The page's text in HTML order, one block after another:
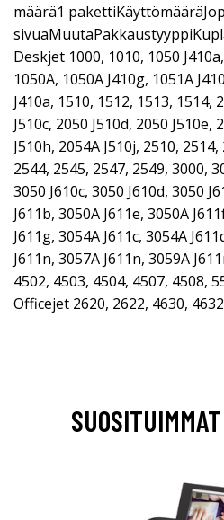
määrä1
Deskjet 1000, 1010, 1050
1050A, 1050A J410g, 1051A
J410a, 1510, 1512, 1513, 1514,
J510c, 2050 J510d, 2050 J510e,
J510h, 2054A J510j, 2510,
2544, 2545, 2547, 2549, 3000,
3050 J610c, 3050 J610d, 3050
J611b, 3050A J611e, 3050A
J611g, 3054A J611c, 3054A
J611n, 3057A J611n, 3059A
4502, 4503, 4504, 4507, 4508,
Officejet 2620, 2622, 4630,